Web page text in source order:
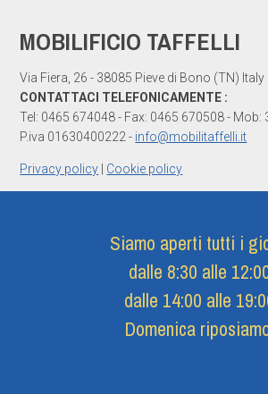
MOBILIFICIO TAFFELLI
Via Fiera, 26 - 38085 Pieve di Bono (TN) Italy
CONTATTACI TELEFONICAMENTE :
Tel: 0465 674048 - Fax: 0465 670508 - Mob:
P.iva 01630400222 - info@mobilitaffelli.it
Privacy policy Cookie policy
Siamo aperti tutti i
dalle 8:30 alle
dalle 14:00 alle
Domenica